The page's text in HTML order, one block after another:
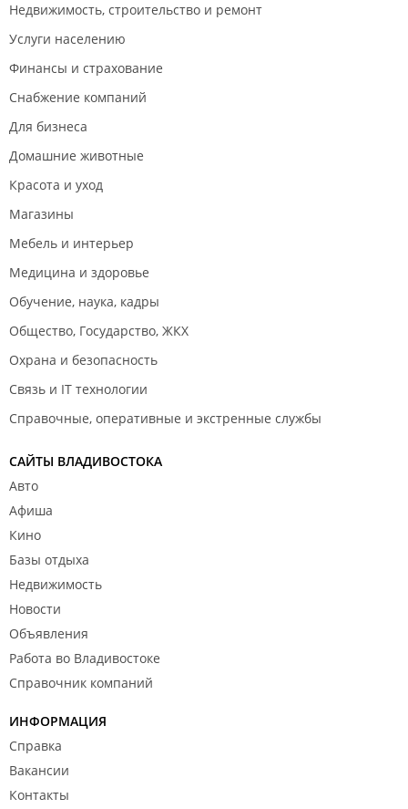
Недвижимость, строительство и ремонт
Услуги населению
Финансы и страхование
Снабжение компаний
Для бизнеса
Домашние животные
Красота и уход
Магазины
Мебель и интерьер
Медицина и здоровье
Обучение, наука, кадры
Общество, Государство, ЖКХ
Охрана и безопасность
Связь и IT технологии
Справочные, оперативные и экстренные службы
САЙТЫ ВЛАДИВОСТОКА
Авто
Афиша
Кино
Базы отдыха
Недвижимость
Новости
Объявления
Работа во Владивостоке
Справочник компаний
ИНФОРМАЦИЯ
Справка
Вакансии
Контакты